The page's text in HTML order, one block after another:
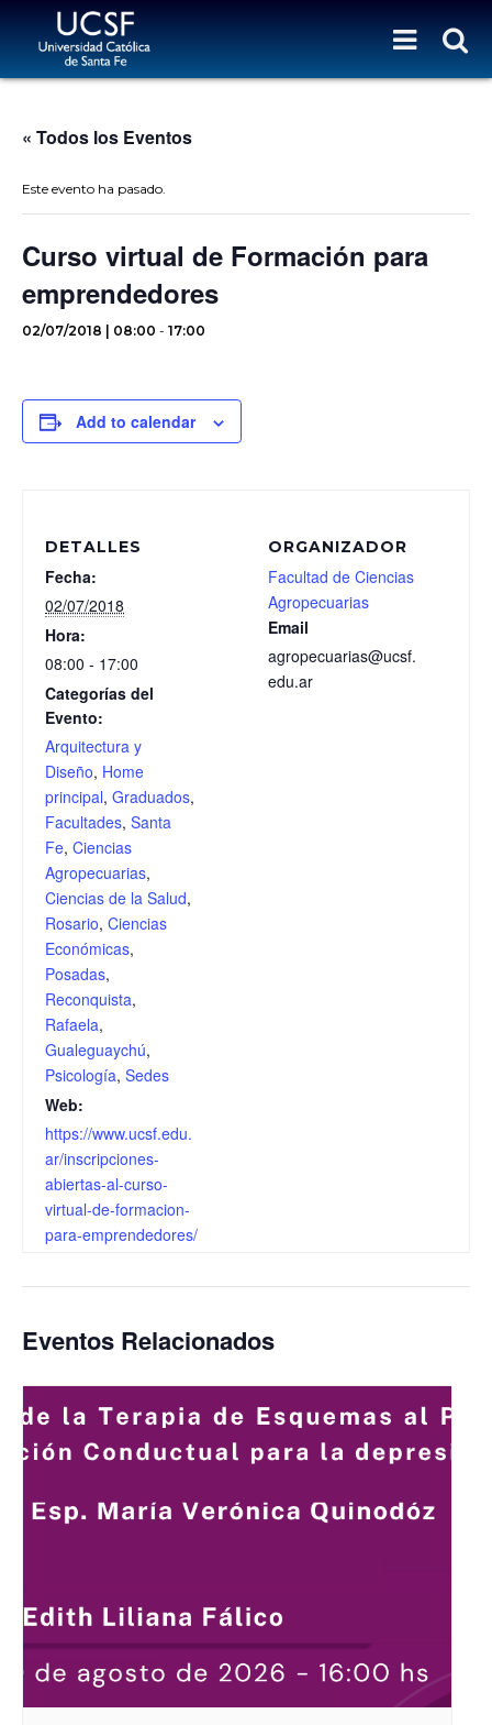
« Todos los Eventos
Este evento ha pasado.
Curso virtual de Formación para
emprendedores
02/07/2018 | 08:00 - 17:00
Add to calendar
DETALLES
Fecha:
02/07/2018
Hora:
08:00 - 17:00
Categorías del
Evento:
Arquitectura y
Diseño, Home
principal, Graduados,
Facultades, Santa
Fe, Ciencias
Agropecuarias,
Ciencias de la Salud,
Rosario, Ciencias
Económicas,
Posadas,
Reconquista,
Rafaela,
Gualeguaychú,
Psicología, Sedes
Web:
https://www.ucsf.edu.
ar/inscripciones-
abiertas-al-curso-
virtual-de-formacion-
para-emprendedores/
ORGANIZADOR
Facultad de Ciencias
Agropecuarias
Email
agropecuarias@ucsf.
edu.ar
Eventos Relacionados